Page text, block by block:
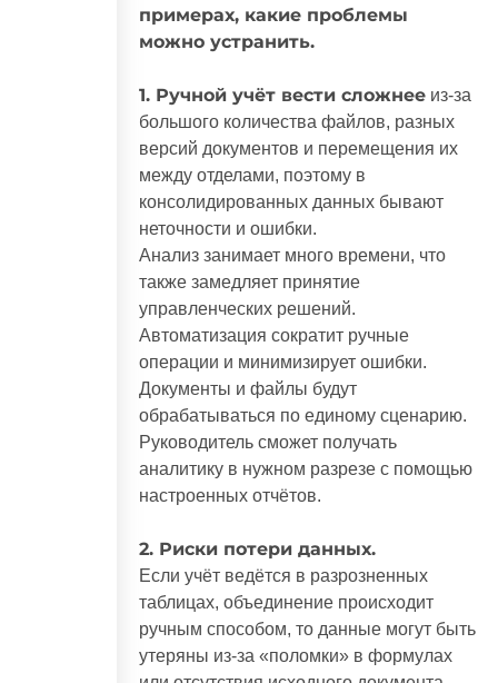
примерах, какие проблемы
можно устранить.
1. Ручной учёт вести сложнее из-за
большого количества файлов, разных
версий документов и перемещения их
между отделами, поэтому в
консолидированных данных бывают
неточности и ошибки.
Анализ занимает много времени, что
также замедляет принятие
управленческих решений.
Автоматизация сократит ручные
операции и минимизирует ошибки.
Документы и файлы будут
обрабатываться по единому сценарию.
Руководитель сможет получать
аналитику в нужном разрезе с помощью
настроенных отчётов.
2. Риски потери данных.
Если учёт ведётся в разрозненных
таблицах, объединение происходит
ручным способом, то данные могут быть
утеряны из-за «поломки» в формулах